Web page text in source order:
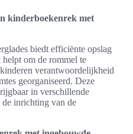
kinderboekenrek met
biedt efficiënte opslag
om de rommel te
verantwoordelijkheid
georganiseerd. Deze
in verschillende
de inrichting van de